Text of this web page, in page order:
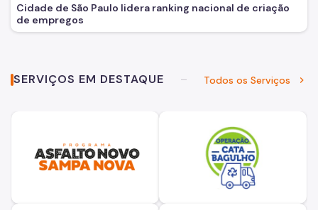
Cidade de São Paulo lidera ranking nacional de criação
de empregos
SERVIÇOS EM DESTAQUE Todos os Serviços chevron_right